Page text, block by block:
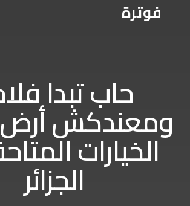
فوترة
حاب تبدا
ومعندكش
الخيارات
الجزائر